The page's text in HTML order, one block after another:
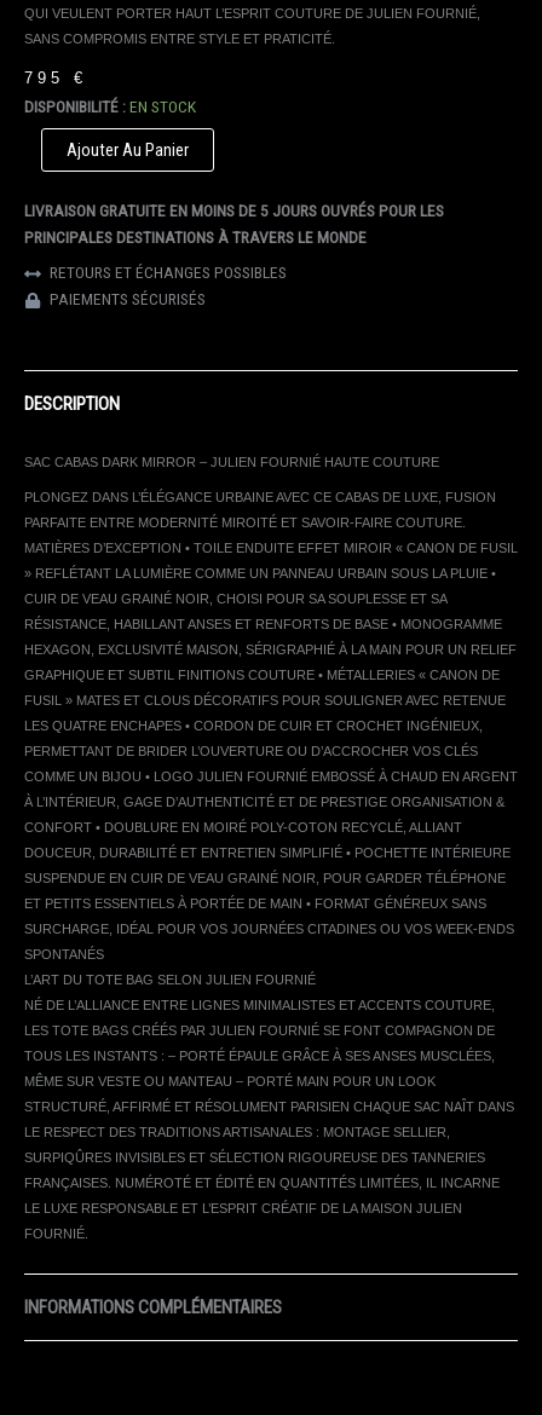
QUI VEULENT PORTER HAUT L’ESPRIT COUTURE DE JULIEN FOURNIÉ,
SANS COMPROMIS ENTRE STYLE ET PRATICITÉ.
795 €
DISPONIBILITÉ :EN STOCK
QUANTITÉ
BAG
SATURNE
MIRROR
Ajouter Au Panier
LIVRAISON GRATUITE EN MOINS DE 5 JOURS OUVRÉS POUR LES
PRINCIPALES DESTINATIONS À TRAVERS LE MONDE
RETOURS ET ÉCHANGES POSSIBLES
PAIEMENTS SÉCURISÉS
DESCRIPTION
SAC CABAS DARK MIRROR – JULIEN FOURNIÉ HAUTE COUTURE
PLONGEZ DANS L’ÉLÉGANCE URBAINE AVEC CE CABAS DE LUXE, FUSION
PARFAITE ENTRE MODERNITÉ MIROITÉ ET SAVOIR-FAIRE COUTURE.
MATIÈRES D’EXCEPTION • TOILE ENDUITE EFFET MIROIR « CANON DE FUSIL
» REFLÉTANT LA LUMIÈRE COMME UN PANNEAU URBAIN SOUS LA PLUIE •
CUIR DE VEAU GRAINÉ NOIR, CHOISI POUR SA SOUPLESSE ET SA
RÉSISTANCE, HABILLANT ANSES ET RENFORTS DE BASE • MONOGRAMME
HEXAGON, EXCLUSIVITÉ MAISON, SÉRIGRAPHIÉ À LA MAIN POUR UN RELIEF
GRAPHIQUE ET SUBTIL FINITIONS COUTURE • MÉTALLERIES « CANON DE
FUSIL » MATES ET CLOUS DÉCORATIFS POUR SOULIGNER AVEC RETENUE
LES QUATRE ENCHAPES • CORDON DE CUIR ET CROCHET INGÉNIEUX,
PERMETTANT DE BRIDER L’OUVERTURE OU D’ACCROCHER VOS CLÉS
COMME UN BIJOU • LOGO JULIEN FOURNIÉ EMBOSSÉ À CHAUD EN ARGENT
À L’INTÉRIEUR, GAGE D’AUTHENTICITÉ ET DE PRESTIGE ORGANISATION &
CONFORT • DOUBLURE EN MOIRÉ POLY-COTON RECYCLÉ, ALLIANT
DOUCEUR, DURABILITÉ ET ENTRETIEN SIMPLIFIÉ • POCHETTE INTÉRIEURE
SUSPENDUE EN CUIR DE VEAU GRAINÉ NOIR, POUR GARDER TÉLÉPHONE
ET PETITS ESSENTIELS À PORTÉE DE MAIN • FORMAT GÉNÉREUX SANS
SURCHARGE, IDÉAL POUR VOS JOURNÉES CITADINES OU VOS WEEK-ENDS
SPONTANÉS
L’ART DU TOTE BAG SELON JULIEN FOURNIÉ
NÉ DE L’ALLIANCE ENTRE LIGNES MINIMALISTES ET ACCENTS COUTURE,
LES TOTE BAGS CRÉÉS PAR JULIEN FOURNIÉ SE FONT COMPAGNON DE
TOUS LES INSTANTS : – PORTÉ ÉPAULE GRÂCE À SES ANSES MUSCLÉES,
MÊME SUR VESTE OU MANTEAU – PORTÉ MAIN POUR UN LOOK
STRUCTURÉ, AFFIRMÉ ET RÉSOLUMENT PARISIEN CHAQUE SAC NAÎT DANS
LE RESPECT DES TRADITIONS ARTISANALES : MONTAGE SELLIER,
SURPIQÛRES INVISIBLES ET SÉLECTION RIGOUREUSE DES TANNERIES
FRANÇAISES. NUMÉROTÉ ET ÉDITÉ EN QUANTITÉS LIMITÉES, IL INCARNE
LE LUXE RESPONSABLE ET L’ESPRIT CRÉATIF DE LA MAISON JULIEN
FOURNIÉ.
INFORMATIONS COMPLÉMENTAIRES